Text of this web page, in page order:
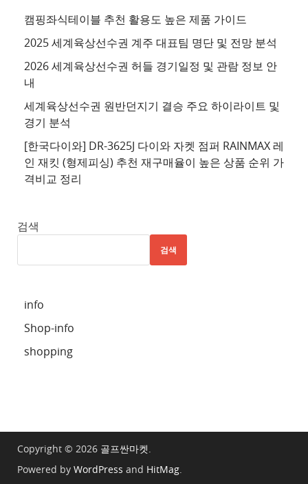
이
트
추
사
이
트
사
이
추
사
이
사
트
캠핑좌식테이블 추천 활용도 높은 제품 가이드
2025 세계육상선수권 계주 대표팀 명단 및 전망 분석
2026 세계육상선수권 허들 경기일정 및 관람 정보 안
내
세계육상선수권 원반던지기 결승 주요 하이라이트 및
경기 분석
[한국다이와] DR-3625J 다이와 자켓 점퍼 RAINMAX 레
인 재킷 (형제피싱) 추천 재구매율이 높은 상품 순위 가
격비교 정리
검색
검색
info
Shop-info
shopping
Copyright © 2026 골프싼마켓.
Powered by WordPress and HitMag.